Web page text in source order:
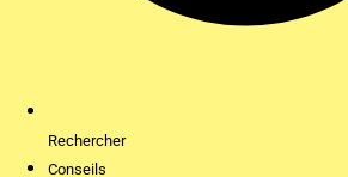
Rechercher
Conseils